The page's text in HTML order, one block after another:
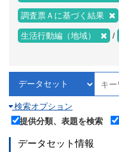
調査票Ａに基づく結果
生活行動編（地域）
検索オプション
提供分類、表題を検索
データセット情報